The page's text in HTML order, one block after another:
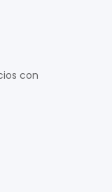
con